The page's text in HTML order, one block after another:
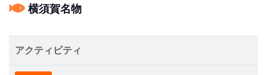
横須賀名物
アクティビティ